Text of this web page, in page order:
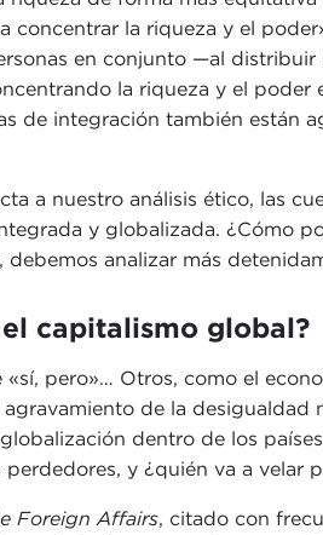
concentrar la riqueza y el
en conjunto —al
la riqueza y el poder
de integración también están
a nuestro análisis ético, las
y globalizada. ¿Cómo
debemos analizar más
capitalismo global?
«sí, pero»… Otros, como el
de la desigualdad
dentro de los
perdedores, y ¿quién va a velar
Foreign Affairs, citado con